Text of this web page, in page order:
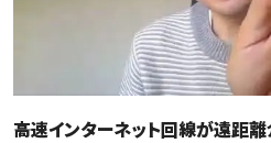
――高速インターネット回線が遠距